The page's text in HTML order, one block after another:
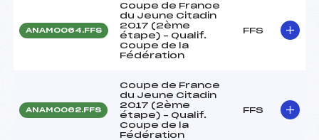
ANAM0064.FFS
Coupe de France
du Jeune Citadin
2017 (2ème
étape) – Qualif.
Coupe de la
Fédération
FFS
ANAM0062.FFS
Coupe de France
du Jeune Citadin
2017 (2ème
étape) – Qualif.
Coupe de la
Fédération
FFS